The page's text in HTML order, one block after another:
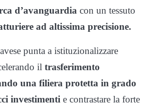
d’avanguardia con un tessuto
ad altissima precisione.
punta a istituzionalizzare
il trasferimento
una filiera protetta in grado
investimenti e contrastare la forte